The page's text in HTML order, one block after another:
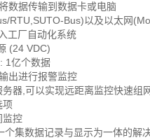
数据传输到数据卡或电脑
RTU,SUTO-Bus)以及以太网
工厂自动化系统
(24 VDC)
1亿个数据
出进行报警监控
器,可以实现远距离监控快速组
项
监控
个集数据记录与显示为一体的解